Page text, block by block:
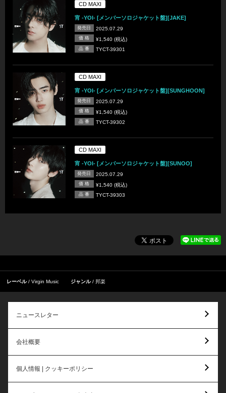
CD MAXI
宵 -YOI- [メンバーソロジャケット盤][JAKE]
発売日 2025.07.29
価 格 ¥1,540 (税込)
品 番 TYCT-39301
CD MAXI
宵 -YOI- [メンバーソロジャケット盤][SUNGHOON]
発売日 2025.07.29
価 格 ¥1,540 (税込)
品 番 TYCT-39302
CD MAXI
宵 -YOI- [メンバーソロジャケット盤][SUNOO]
発売日 2025.07.29
価 格 ¥1,540 (税込)
品 番 TYCT-39303
レーベル Virgin Music ジャンル 邦楽
ニュースレター
会社概要
個人情報 | クッキーポリシー